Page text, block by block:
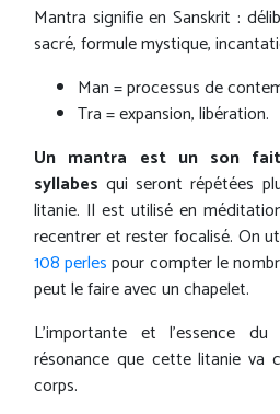
Mantra signifie en Sanskrit :
sacré, formule mystique,
Man = processus de
Tra = expansion, libération.
Un mantra est un son
syllabes qui seront répétées
litanie. Il est utilisé en
recentrer et rester focalisé. On
108 perlespour compter le
peut le faire avec un chapelet.
L'importante et l'essence
résonance que cette litanie va
corps.